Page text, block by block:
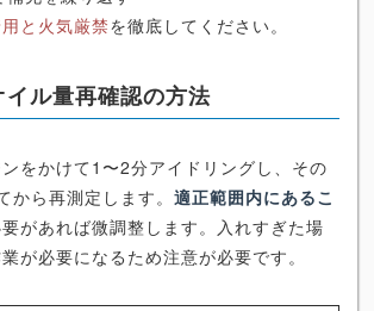
と火気厳禁を徹底してください。
ル量再確認の方法
をかけて1〜2分アイドリングし、その
から再測定します。 適正範囲内にあるこ
要があれば微調整します。入れすぎた場
が必要になるため注意が必要です。